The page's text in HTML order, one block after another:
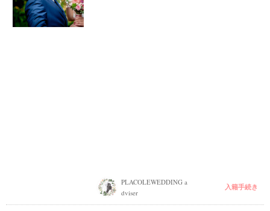
PLACOLEWEDDING a
dviser
入籍手続き